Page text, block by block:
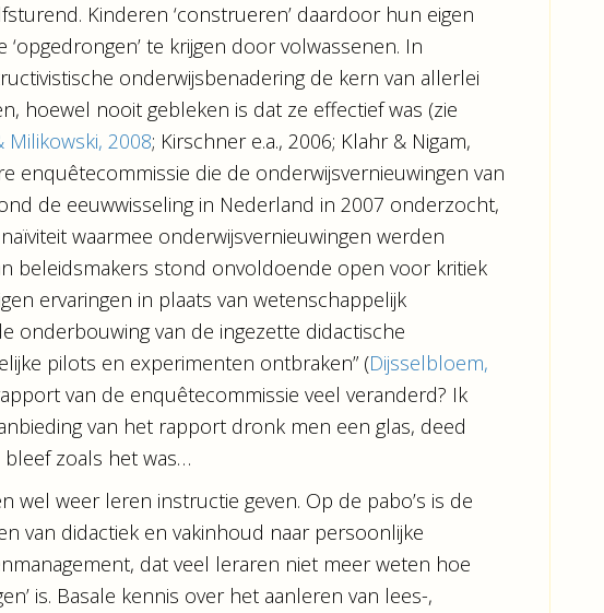
Kinderen ‘construeren’ daardoor hun eigen
‘opgedrongen’ te krijgen door volwassenen. In
onderwijsbenadering de kern van allerlei
hoewel nooit gebleken is dat ze effectief was (zie
Milikowski, 2008; Kirschner e.a., 2006; Klahr & Nigam,
enquêtecommissie die de onderwijsvernieuwingen van
de eeuwwisseling in Nederland in 2007 onderzocht,
waarmee onderwijsvernieuwingen werden
beleidsmakers stond onvoldoende open voor kritiek
ervaringen in plaats van wetenschappelijk
onderbouwing van de ingezette didactische
pilots en experimenten ontbraken” (Dijsselbloem,
van de enquêtecommissie veel veranderd? Ik
van het rapport dronk men een glas, deed
zoals het was…
wel weer leren instructie geven. Op de pabo’s is de
van didactiek en vakinhoud naar persoonlijke
dat veel leraren niet meer weten hoe
is. Basale kennis over het aanleren van lees-,